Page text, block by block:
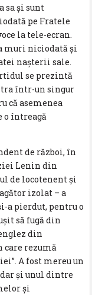
sa şi sunt
pe Fratele
la tele-ecran.
muri niciodată şi
naşterii sale.
se prezintă
într-un singur
că asemenea
o întreagă
de război, în
Lenin din
de locotenent şi
izolat – a
a pierdut, pentru o
să fugă din
din
care rezumă
A fost mereu un
şi unul dintre
şi